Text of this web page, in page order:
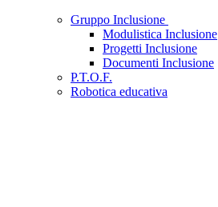
Gruppo Inclusione
Modulistica Inclusione
Progetti Inclusione
Documenti Inclusione
P.T.O.F.
Robotica educativa